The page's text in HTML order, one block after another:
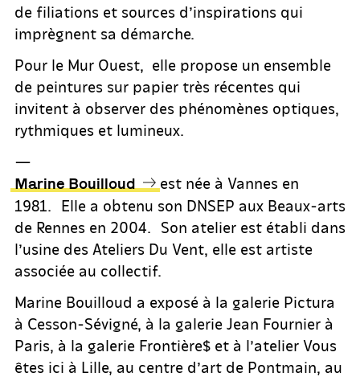
de filiations et sources d’inspirations qui
imprègnent sa démarche.
Pour le Mur Ouest, elle propose un ensemble
de peintures sur papier très récentes qui
invitent à observer des phénomènes optiques,
rythmiques et lumineux.
—
Marine Bouilloud
est née à Vannes en
1981. Elle a obtenu son DNSEP aux Beaux-arts
de Rennes en 2004. Son atelier est établi dans
l’usine des Ateliers Du Vent, elle est artiste
associée au collectif.
Marine Bouilloud a exposé à la galerie Pictura
à Cesson-Sévigné, à la galerie Jean Fournier à
Paris, à la galerie Frontière$ et à l’atelier Vous
êtes ici à Lille, au centre d’art de Pontmain, au